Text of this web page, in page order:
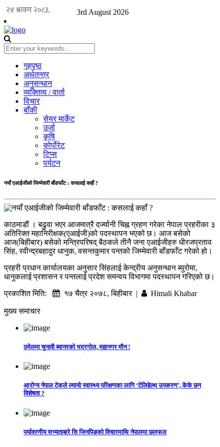
3rd August 2026
गृहपृष्ठ
अर्थतन्त्र
अनुसन्धान
व्यक्तित्व / वार्ता
विचार
बाँकी
सेयर मार्केट
उर्जा
कृषि
कोर्पोरेट
टिप्स
पर्यटन
नयाँ एआईजीको जिम्मेवारी बाँडफाँट : कसलाई कहाँ ?
काठमाडौं । बढुवा भएर आजमात्रै दर्ज्यानी चिह्न ग्रहण गरेका नेपाल प्रहरीका ३
अतिरिक्त महानिरीक्षक(एआईजी)को पदस्थापन भएको छ। आज बसेको
आज(बिहीबार) बसेको मन्त्रिपरिषद् बैठकले तीनै जना एआईजीहरु धीरजप्रताव
सिंह, रवीन्द्रबहादुर धानुक, वसन्तकुमार पन्तको जिम्मेवारी बाँडफाँट गरेको हो।
प्रहरी प्रधान कार्यालयका अनुसार सिंहलाई केन्द्रीय अनुसन्धान ब्युरोमा,
धानुकलाई प्रशासन र पन्तलाई प्रदेश समन्वय विभागमा पदस्थापन गरिएको छ।
प्रकाशित मिति:
१७ चैत्र २०७८, बिहीबार | Himali Khabar
मुख्य समाचार
ठमेलमा चुनावी ब्यानरको भद्रगोल, महानगर मौन !
आरोग्य नेपाल टेकले ल्यायो स्वास्थ्य परिक्षणका लागि ‘टेलिहेल्थ उपकरण’, केके छन
विशेषता ?
पर्यावरणीय सभ्यताबारे सि जिनपिङको विचारमाथि नेपालमा छलफल